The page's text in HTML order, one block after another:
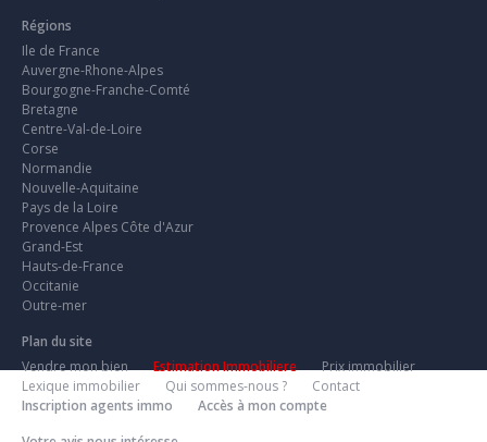
Régions
Ile de France
Auvergne-Rhone-Alpes
Bourgogne-Franche-Comté
Bretagne
Centre-Val-de-Loire
Corse
Normandie
Nouvelle-Aquitaine
Pays de la Loire
Provence Alpes Côte d'Azur
Grand-Est
Hauts-de-France
Occitanie
Outre-mer
Plan du site
Vendre mon bien
Estimation Immobiliere
Prix immobilier
Lexique immobilier
Qui sommes-nous ?
Contact
Inscription agents immo
Accès à mon compte